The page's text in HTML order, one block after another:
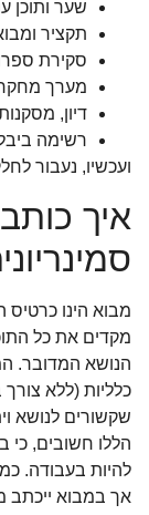
שער ותוכן
תקציר
סקירת
מערך
דיון,
רשימה
ועכשיו, נעבור
איך
מבוא הינו
מקדים את כל
הנושא המדובר.
כלליות (ללא
שקשורים לנושא
הללו חשובים,
להיות בעבודה.
אך במבוא